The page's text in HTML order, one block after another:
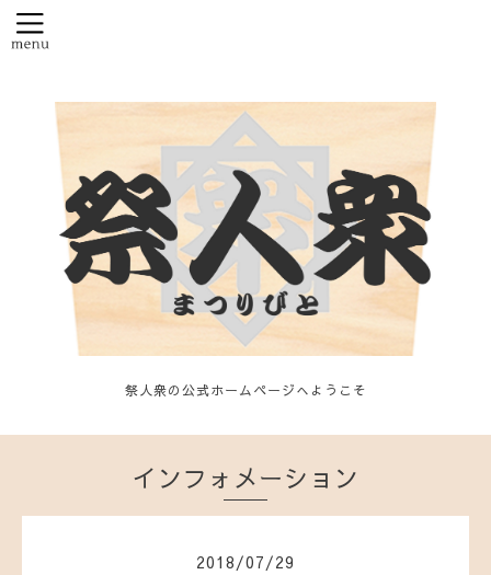
祭人衆の公式ホームページへようこそ
インフォメーション
2018/07/29